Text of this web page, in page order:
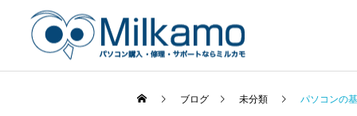
ブログ 未分類 パソコンの